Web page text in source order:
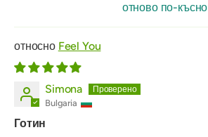
отново по-късно
Feel You
Simona
Bulgaria
Готин